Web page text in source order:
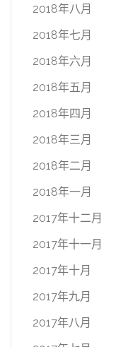
2018年八月
2018年七月
2018年六月
2018年五月
2018年四月
2018年三月
2018年二月
2018年一月
2017年十二月
2017年十一月
2017年十月
2017年九月
2017年八月